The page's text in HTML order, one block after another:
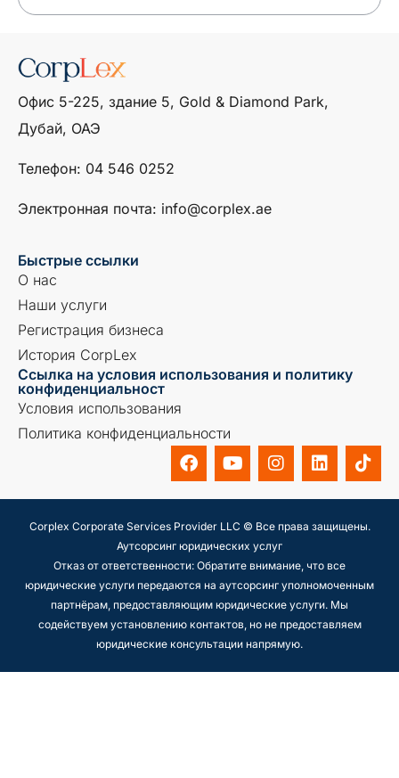
Офис 5-225, здание 5, Gold & Diamond Park,
Дубай, ОАЭ
Телефон: ‎04 546 0252
Электронная почта: info@corplex.ae
Быстрые ссылки
О нас
Наши услуги
Регистрация бизнеса
История CorpLex
Ссылка на условия использования и политику
конфиденциальност
Условия использования
Политика конфиденциальности
Corplex Corporate Services Provider LLC © Все права защищены.
Аутсорсинг юридических услуг
Отказ от ответственности: Обратите внимание, что все
юридические услуги передаются на аутсорсинг уполномоченным
партнёрам, предоставляющим юридические услуги. Мы
содействуем установлению контактов, но не предоставляем
юридические консультации напрямую.